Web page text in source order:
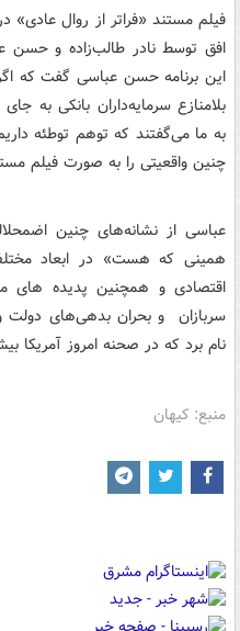
فیلم مستند «فراتر از روال
افق توسط نادر طالب‌زاده و حسن
این برنامه حسن عباسی گفت که
بلامنازع سرمایه‌داران بانکی به
چنین واقعیتی را به صورت فیلم
عباسی از نشانه‌های چنین
همینی که هست» در ابعاد
اقتصادی و همچنین پدیده های
سربازان و بحران بدهی‌های دولت
نام برد که در صحنه امروز
منبع: کیهان